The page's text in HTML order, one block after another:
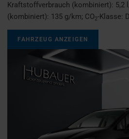
Kraftstoffverbrauch (kombiniert): 5,2
(kombiniert): 135 g/km; CO2-Klasse: D
FAHRZEUG ANZEIGEN